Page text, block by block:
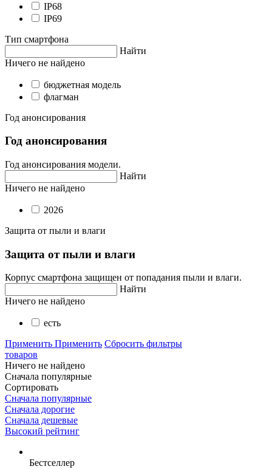
IP68
IP69
Тип смартфона
Найти
Ничего не найдено
бюджетная модель
флагман
Год анонсирования
Год анонсирования
Год анонсирования модели.
Найти
Ничего не найдено
2026
Защита от пыли и влаги
Защита от пыли и влаги
Корпус смартфона защищен от попадания пыли и влаги.
Найти
Ничего не найдено
есть
Применить Применить Сбросить фильтры
товаров
Ничего не найдено
Сначала популярные
Сортировать
Сначала популярные
Сначала дорогие
Сначала дешевые
Высокий рейтинг
Бестселлер